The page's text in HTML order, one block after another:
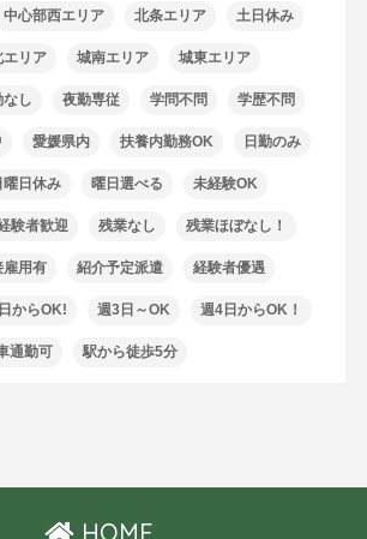
中心部西エリア 北条エリア 土日休み
エリア 城南エリア 城東エリア
なし 夜勤専従 学問不問 学歴不問
愛媛県内 扶養内勤務OK 日勤のみ
曜日休み 曜日選べる 未経験OK
験者歓迎 残業なし 残業ほぼなし！
雇用有 紹介予定派遣 経験者優遇
からOK! 週3日～OK 週4日からOK！
通勤可 駅から徒歩5分
HOME